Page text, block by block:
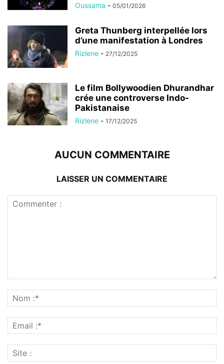
Oussama - 05/01/2026
Greta Thunberg interpellée lors
d’une manifestation à Londres
Rizlene - 27/12/2025
Le film Bollywoodien Dhurandhar
crée une controverse Indo-
Pakistanaise
Rizlene - 17/12/2025
AUCUN COMMENTAIRE
LAISSER UN COMMENTAIRE